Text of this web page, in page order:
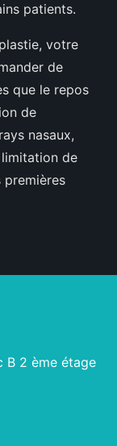
patients.
votre
de
que le repos
de
nasaux,
de
B 2 ème étage